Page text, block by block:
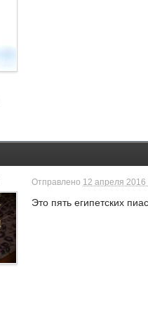
Отправлено 12 апреля 2016
Это пять египетских